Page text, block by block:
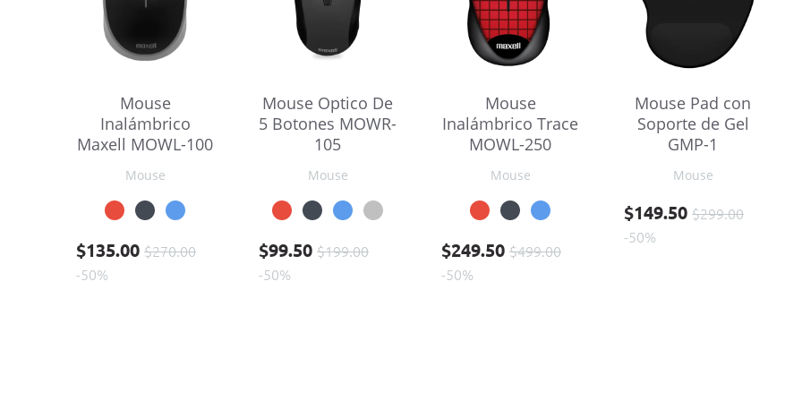
Mouse
Inalámbrico
Maxell MOWL-100
Mouse
Precio base$270.00
-50%
Precio
$135.00
Mouse Optico De
5 Botones MOWR-
105
Mouse
Precio base$199.00
-50%
Precio
$99.50
Mouse
Inalámbrico Trace
MOWL-250
Mouse
Precio base$499.00
-50%
Precio
$249.50
Mouse Pad con
Soporte de Gel
GMP-1
Mouse
Precio base$299.00
-50%
Precio
$149.50